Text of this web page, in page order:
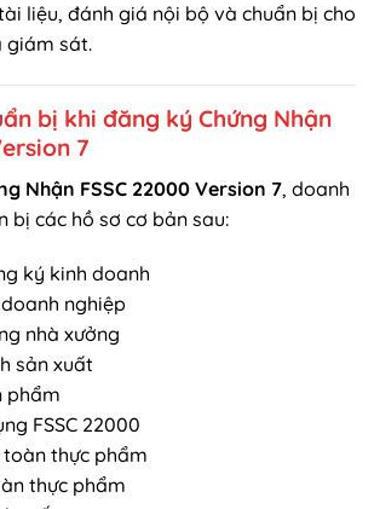
liệu, đánh giá nội bộ và chuẩn bị cho
giám sát.
bị khi đăng ký Chứng Nhận
7
Nhận FSSC 22000 Version 7, doanh
bị các hồ sơ cơ bản sau:
ký kinh doanh
nghiệp
nhà xưởng
sản xuất
phẩm
FSSC 22000
toàn thực phẩm
thực phẩm